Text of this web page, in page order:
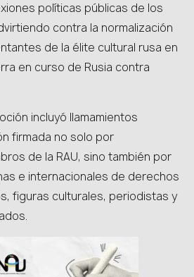
políticas públicas de los
contra la normalización
de la élite cultural rusa en
en curso de Rusia contra
incluyó llamamientos
firmada no solo por
de la RAU, sino también por
e internacionales de derechos
figuras culturales, periodistas y